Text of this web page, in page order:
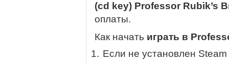
(cd key) Professor Rubik’s
оплаты.
Как начать играть в
Если не установлен